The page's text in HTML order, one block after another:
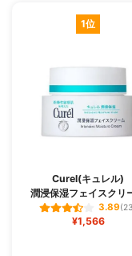
1位
Curel(キュレル)
潤浸保湿フェイスクリ
3.89
¥1,566